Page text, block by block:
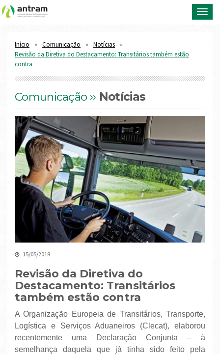
Início Comunicação
Notícias
Revisão da Diretiva do Destacamento: Transitários também estão
contra
Comunicação ›› Notícias
15/05/2018
Revisão da Diretiva do
Destacamento: Transitários
também estão contra
A Organização Europeia de Transitários, Transporte,
Logística e Serviços Aduaneiros (Clecat), elaborou
recentemente uma Declaração Conjunta – à
semelhança daquela que já tinha sido feito pela